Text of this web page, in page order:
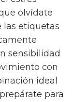
olvídate
las etiquetas
sensibilidad
con
ideal
para